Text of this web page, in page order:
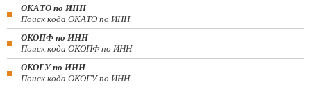
ОКАТО по ИНН
Поиск кода ОКАТО по ИНН
ОКОПФ по ИНН
Поиск кода ОКОПФ по ИНН
ОКОГУ по ИНН
Поиск кода ОКОГУ по ИНН